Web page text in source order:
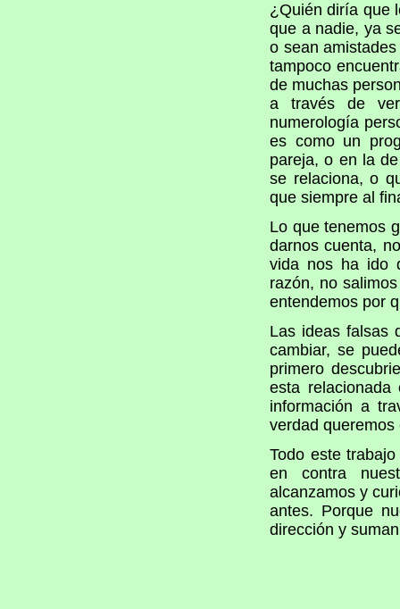
¿Quién diría que
que a nadie, ya
o sean
tampoco
de muchas
a través de
numerología
es como un
pareja, o en la
se relaciona, o
que siempre al
Lo que tenemos
darnos cuenta,
vida nos ha ido
razón, no
entendemos por
Las ideas falsas
cambiar, se
primero
esta
información a
verdad queremos
Todo este
en contra
alcanzamos y
antes. Porque
dirección y